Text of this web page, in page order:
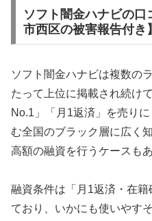
ソフト闇金ハナビの
市西区の被害報告付き】
ソフト闇金ハナビは複数の
たって上位に掲載され続け
No.1」「月1返済」を売り
む全国のブラック層に広く
高額の融資を行うケースも
融資条件は「月1返済・在
ており、いかにも使いやす